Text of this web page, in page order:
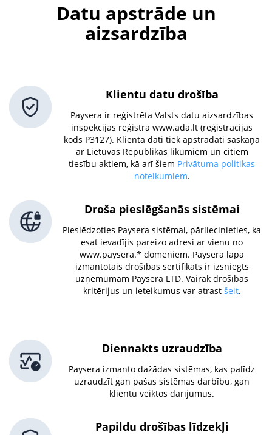
Datu apstrāde un
aizsardzība
Klientu datu drošība
Paysera ir reģistrēta Valsts datu aizsardzības
inspekcijas reģistrā www.ada.lt (reģistrācijas
kods P3127). Klienta dati tiek apstrādāti saskaņā
ar Lietuvas Republikas likumiem un citiem
tiesību aktiem, kā arī šiem Privātuma politikas
noteikumiem.
Droša pieslēgšanās sistēmai
Pieslēdzoties Paysera sistēmai, pārliecinieties, ka
esat ievadījis pareizo adresi ar vienu no
www.paysera.* domēniem. Paysera lapā
izmantotais drošības sertifikāts ir izsniegts
uzņēmumam Paysera LTD. Vairāk drošības
kritērijus un ieteikumus var atrast šeit.
Diennakts uzraudzība
Paysera izmanto dažādas sistēmas, kas palīdz
uzraudzīt gan pašas sistēmas darbību, gan
klientu veiktos darījumus.
Papildu drošības līdzekļi